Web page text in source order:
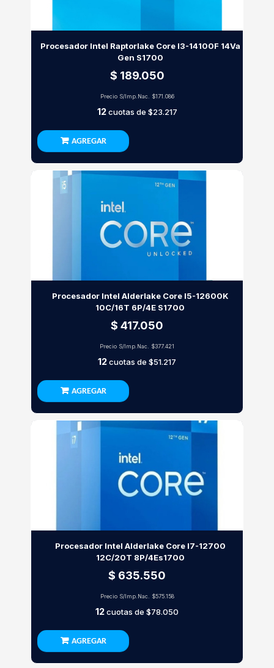
Procesador Intel Raptorlake Core I3-14100F 14Va
Gen S1700
$ 189.050
Precio S/Imp.Nac. $171.086
12cuotas de $23.217
AGREGAR
Procesador Intel Alderlake Core I5-12600K
10C/16T 6P/4E S1700
$ 417.050
Precio S/Imp.Nac. $377.421
12cuotas de $51.217
AGREGAR
Procesador Intel Alderlake Core I7-12700
12C/20T 8P/4Es1700
$ 635.550
Precio S/Imp.Nac. $575.158
12cuotas de $78.050
AGREGAR